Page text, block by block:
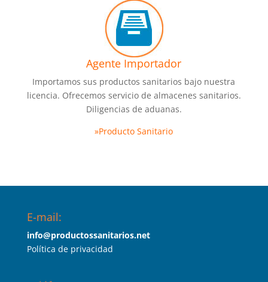
Agente Importador
Importamos sus productos sanitarios bajo nuestra
licencia. Ofrecemos servicio de almacenes sanitarios.
Diligencias de aduanas.
»Producto Sanitario
E-mail:
info@productossanitarios.net
Política de privacidad